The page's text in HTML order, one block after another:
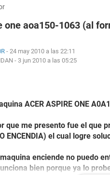
one aoa150-1063 (al
- 24 may 2010 a las 22:11
- 3 jun 2010 a las 05:25
ACER ASPIRE ONE
que me presento fue el que
ENCENDIA) el cual logre
enciende no puedo
bien porque ya lo